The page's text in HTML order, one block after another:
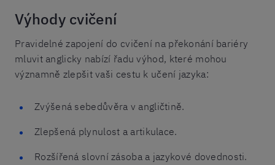
Výhody cvičení
Pravidelné zapojení do cvičení na překonání bariéry
mluvit anglicky nabízí řadu výhod, které mohou
významně zlepšit vaši cestu k učení jazyka:
Zvýšená sebedůvěra v angličtině.
Zlepšená plynulost a artikulace.
Rozšířená slovní zásoba a jazykové dovednosti.